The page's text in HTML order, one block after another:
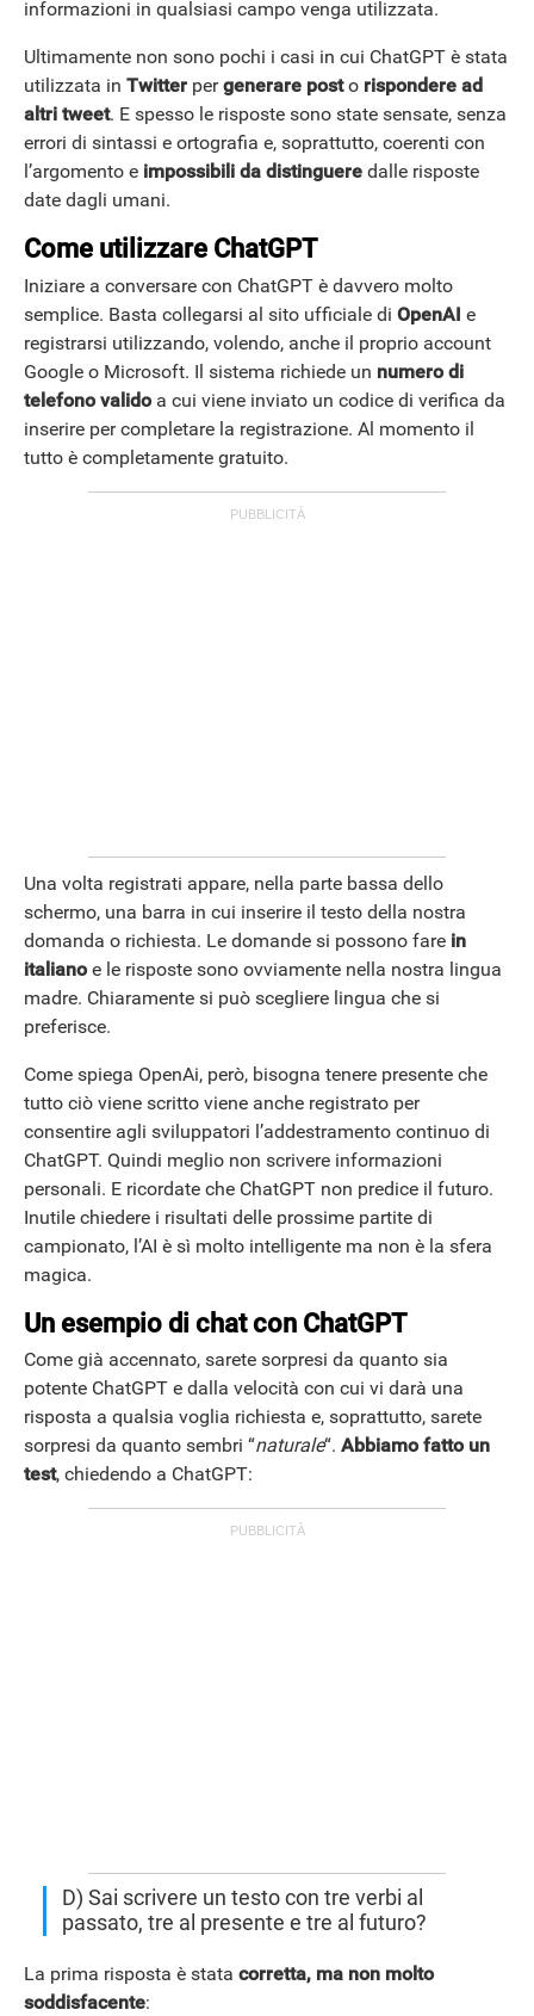
informazioni in qualsiasi campo venga utilizzata.
Ultimamente non sono pochi i casi in cui ChatGPT è stata
utilizzata in Twitter pergenerare posto rispondere ad
altri tweet. E spesso le risposte sono state sensate, senza
errori di sintassi e ortografia e, soprattutto, coerenti con
l’argomento e impossibili da distinguere dalle risposte
date dagli umani.
Come utilizzare ChatGPT
Iniziare a conversare con ChatGPT è davvero molto
semplice. Basta collegarsi al sito ufficiale di OpenAI e
registrarsi utilizzando, volendo, anche il proprio account
Google o Microsoft. Il sistema richiede un numero di
telefono validoa cui viene inviato un codice di verifica da
inserire per completare la registrazione. Al momento il
tutto è completamente gratuito.
Una volta registrati appare, nella parte bassa dello
schermo, una barra in cui inserire il testo della nostra
domanda o richiesta. Le domande si possono fare in
italianoe le risposte sono ovviamente nella nostra lingua
madre. Chiaramente si può scegliere lingua che si
preferisce.
Come spiega OpenAi, però, bisogna tenere presente che
tutto ciò viene scritto viene anche registrato per
consentire agli sviluppatori l’addestramento continuo di
ChatGPT. Quindi meglio non scrivere informazioni
personali. E ricordate che ChatGPT non predice il futuro.
Inutile chiedere i risultati delle prossime partite di
campionato, l’AI è sì molto intelligente ma non è la sfera
magica.
Un esempio di chat con ChatGPT
Come già accennato, sarete sorpresi da quanto sia
potente ChatGPT e dalla velocità con cui vi darà una
risposta a qualsia voglia richiesta e, soprattutto, sarete
sorpresi da quanto sembri “naturale“. Abbiamo fatto un
test, chiedendo a ChatGPT:
D) Sai scrivere un testo con tre verbi al
passato, tre al presente e tre al futuro?
La prima risposta è stata corretta, ma non molto
soddisfacente: